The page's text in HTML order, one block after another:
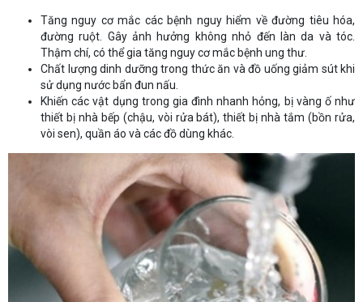
Tăng nguy cơ mắc các bệnh nguy hiểm về đường tiêu hóa,
đường ruột. Gây ảnh hưởng không nhỏ đến làn da và tóc.
Thậm chí, có thể gia tăng nguy cơ mắc bệnh ung thư.
Chất lượng dinh dưỡng trong thức ăn và đồ uống giảm sút khi
sử dụng nước bẩn đun nấu.
Khiến các vật dụng trong gia đình nhanh hỏng, bị vàng ố như
thiết bị nhà bếp (chậu, vòi rửa bát), thiết bị nhà tắm (bồn rửa,
vòi sen), quần áo và các đồ dùng khác.